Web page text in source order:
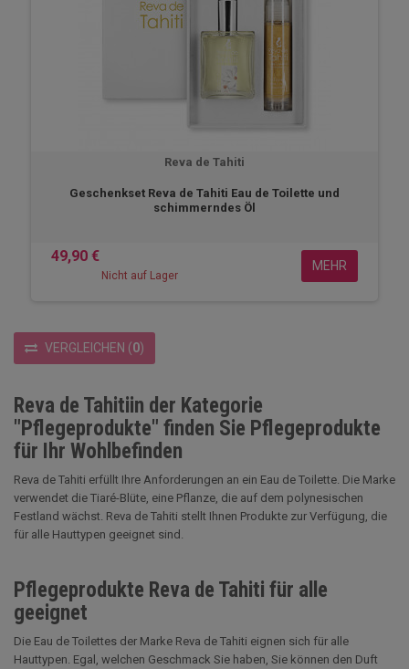
Reva de Tahiti
Geschenkset Reva de Tahiti Eau de Toilette und
schimmerndes Öl
49,90 €
Nicht auf Lager
MEHR
VERGLEICHEN (0)
Reva de Tahitiin der Kategorie
"Pflegeprodukte" finden Sie Pflegeprodukte
für Ihr Wohlbefinden
Reva de Tahiti erfüllt Ihre Anforderungen an ein Eau de Toilette. Die Marke
verwendet die Tiaré-Blüte, eine Pflanze, die auf dem polynesischen
Festland wächst. Reva de Tahiti stellt Ihnen Produkte zur Verfügung, die
für alle Hauttypen geeignet sind.
Pflegeprodukte Reva de Tahiti für alle
geeignet
Die Eau de Toilettes der Marke Reva de Tahiti eignen sich für alle
Hauttypen. Egal, welchen Geschmack Sie haben, Sie können den Duft